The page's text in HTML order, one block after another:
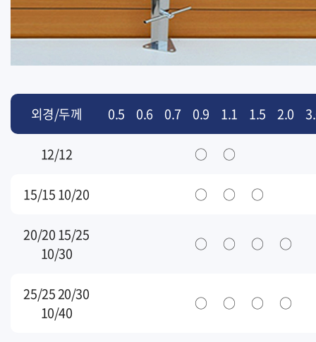
외경/두께 0.5 0.6 0.7 0.9 1.1 1.5 2.0
12/12 ○ ○
15/15 10/20 ○ ○ ○
20/20 15/25
10/30
○ ○ ○ ○
25/25 20/30
10/40
○ ○ ○ ○